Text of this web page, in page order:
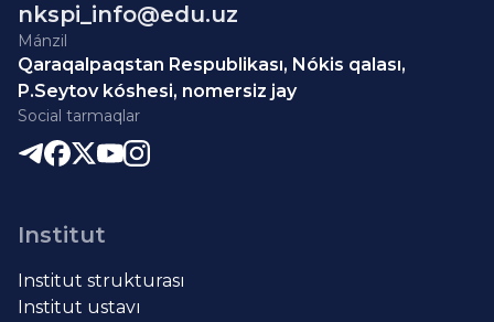
nkspi_info@edu.uz
Mánzil
Qaraqalpaqstan Respublikası, Nókis qalası,
P.Seytov kóshesi, nomersiz jay
Social tarmaqlar
Institut
Institut strukturası
Institut ustavı